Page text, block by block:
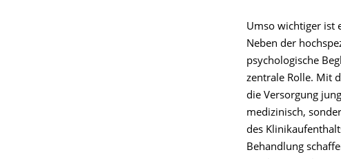
Umso wichtiger ist
Neben der
psychologische
zentrale Rolle. Mit
die Versorgung
medizinisch,
des
Behandlung